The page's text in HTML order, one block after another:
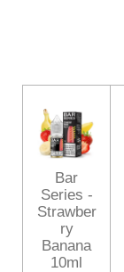
Bar
Series -
Strawber
ry
Banana
10ml